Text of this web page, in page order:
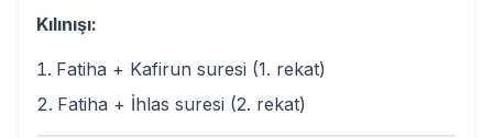
Kılınışı:
Fatiha + Kafirun suresi (1. rekat)
Fatiha + İhlas suresi (2. rekat)